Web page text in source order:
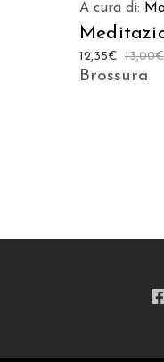
A cura di:
13,00€
12,35€
Brossura